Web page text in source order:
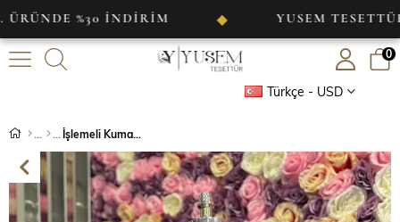
%30 İNDİRİM ◆ YUSEM TESETTÜR
Türkçe - USD
0
İşlemeli Kumaş Kolu Bağlama Detaylı Abiye Gri